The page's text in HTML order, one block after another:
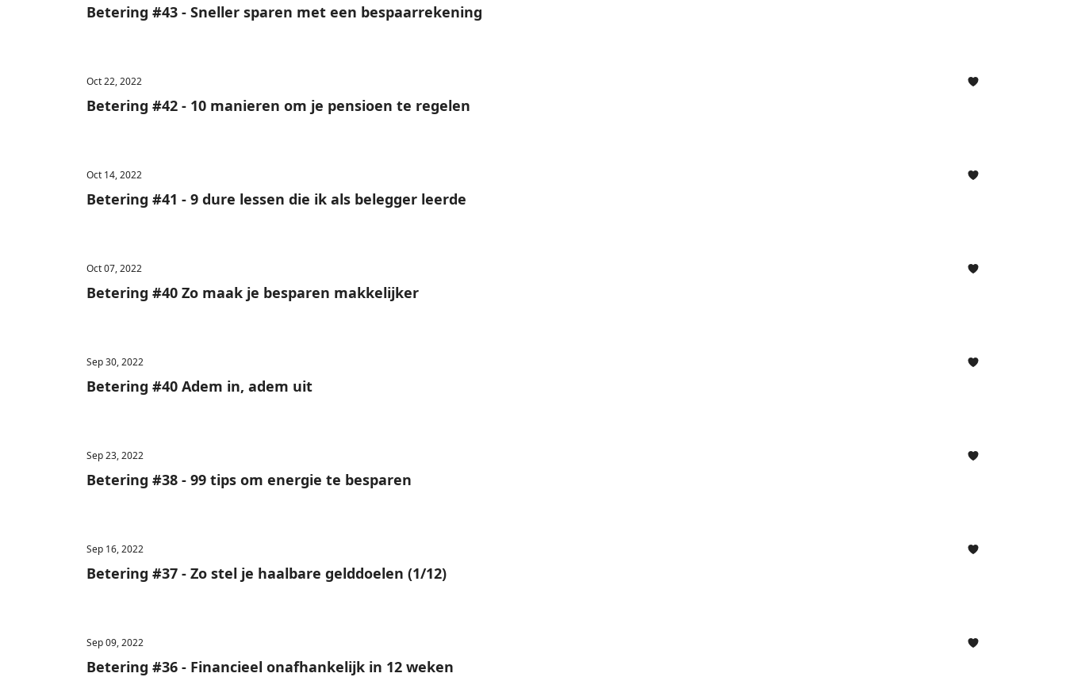
Betering #43 - Sneller sparen met een bespaarrekening
Oct 22, 2022
Betering #42 - 10 manieren om je pensioen te regelen
Oct 14, 2022
Betering #41 - 9 dure lessen die ik als belegger leerde
Oct 07, 2022
Betering #40 Zo maak je besparen makkelijker
Sep 30, 2022
Betering #40 Adem in, adem uit
Sep 23, 2022
Betering #38 - 99 tips om energie te besparen
Sep 16, 2022
Betering #37 - Zo stel je haalbare gelddoelen (1/12)
Sep 09, 2022
Betering #36 - Financieel onafhankelijk in 12 weken